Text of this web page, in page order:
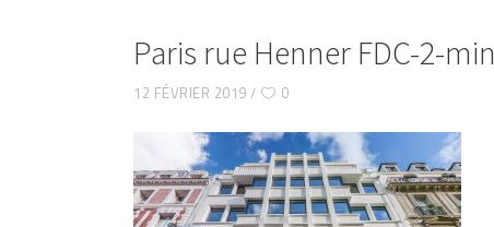
Paris rue Henner FDC-2-min
12 FÉVRIER 2019 0